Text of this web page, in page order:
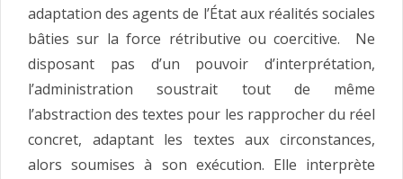
adaptation des agents de l’État aux réalités sociales
bâties sur la force rétributive ou coercitive. Ne
disposant pas d’un pouvoir d’interprétation,
l’administration soustrait tout de même
l’abstraction des textes pour les rapprocher du réel
concret, adaptant les textes aux circonstances,
alors soumises à son exécution. Elle interprète